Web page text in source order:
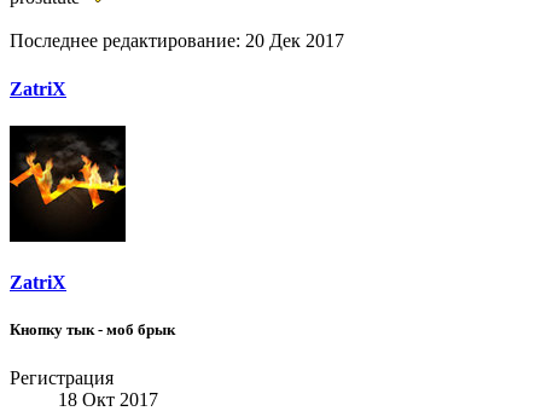
Последнее редактирование: 20 Дек 2017
ZatriX
ZatriX
Кнопку тык - моб брык
Регистрация
18 Окт 2017